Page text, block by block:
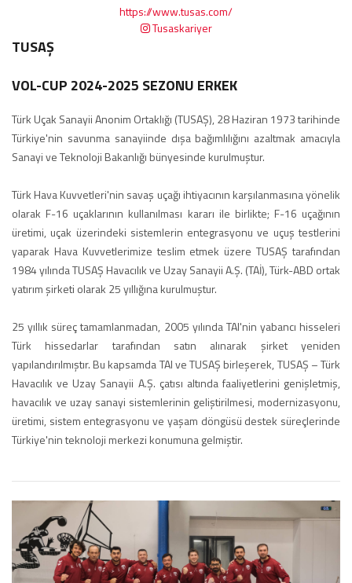
https://www.tusas.com/
Tusaskariyer
TUSAŞ
VOL-CUP 2024-2025 SEZONU ERKEK
Türk Uçak Sanayii Anonim Ortaklığı (TUSAŞ), 28 Haziran 1973 tarihinde
Türkiye'nin savunma sanayiinde dışa bağımlılığını azaltmak amacıyla
Sanayi ve Teknoloji Bakanlığı bünyesinde kurulmuştur.
Türk Hava Kuvvetleri'nin savaş uçağı ihtiyacının karşılanmasına yönelik
olarak F-16 uçaklarının kullanılması kararı ile birlikte; F-16 uçağının
üretimi, uçak üzerindeki sistemlerin entegrasyonu ve uçuş testlerini
yaparak Hava Kuvvetlerimize teslim etmek üzere TUSAŞ tarafından
1984 yılında TUSAŞ Havacılık ve Uzay Sanayii A.Ş. (TAİ), Türk-ABD ortak
yatırım şirketi olarak 25 yıllığına kurulmuştur.
25 yıllık süreç tamamlanmadan, 2005 yılında TAI'nin yabancı hisseleri
Türk hissedarlar tarafından satın alınarak şirket yeniden
yapılandırılmıştır. Bu kapsamda TAI ve TUSAŞ birleşerek, TUSAŞ – Türk
Havacılık ve Uzay Sanayii A.Ş. çatısı altında faaliyetlerini genişletmiş,
havacılık ve uzay sanayi sistemlerinin geliştirilmesi, modernizasyonu,
üretimi, sistem entegrasyonu ve yaşam döngüsü destek süreçlerinde
Türkiye'nin teknoloji merkezi konumuna gelmiştir.